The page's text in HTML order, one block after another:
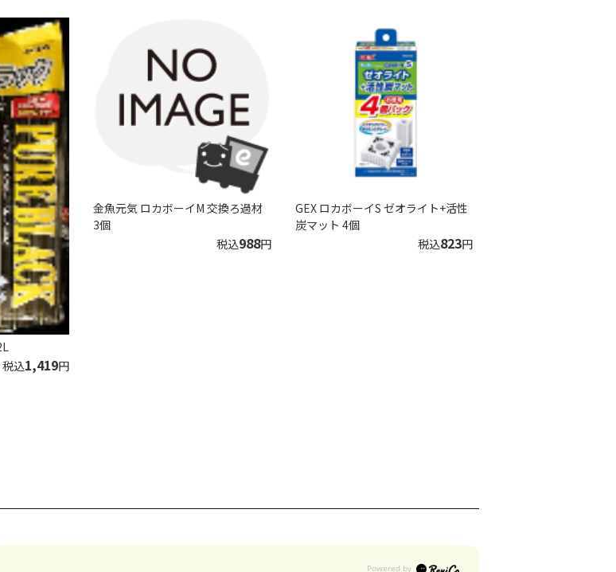
税込1,419円
金魚元気 ロカボーイM 交換ろ過材
3個
税込988円
GEX ロカボーイS ゼオライト+活性
炭マット 4個
税込823円